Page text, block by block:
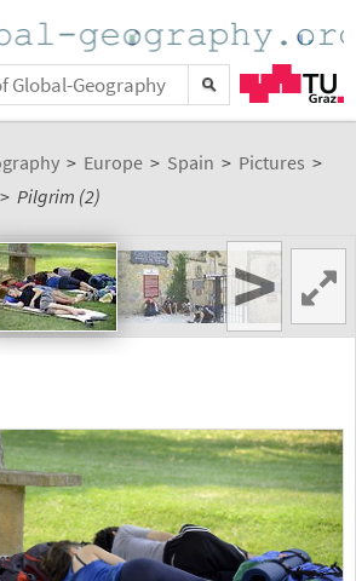
> Europe > Spain > Pictures >
> Pilgrim (2)
>